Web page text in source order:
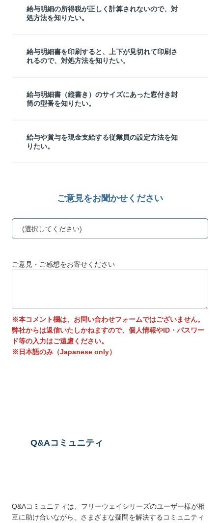
給与明細の所得税が正しく計算されないので、対
処方法を知りたい。
給与明細書を印刷すると、上下が見切れて印刷さ
れるので、対処方法を知りたい。
給与明細書（縦書き）のサイズにあった窓付き封
筒の型番を知りたい。
給与や賞与を現金支給する従業員の設定方法を知
りたい。
ご意見をお聞かせください
(選択してください)
ご意見・ご感想をお寄せください
※本コメント欄は、お問い合わせフォームではございません。
弊社からは返信いたしかねますので、個人情報やID・パスワー
ド等の入力はご遠慮ください。
※日本語のみ（Japanese only）
Q&Aコミュニティ
Q&Aコミュニティは、フリーウェイシリーズのユーザー様が相
互に助け合いながら、さまざまな疑問を解決するコミュニティ